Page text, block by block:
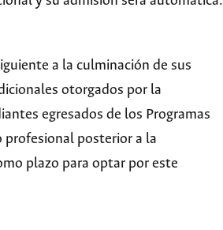
a la culminación de sus
otorgados por la
egresados de los Programas
profesional posterior a la
plazo para optar por este